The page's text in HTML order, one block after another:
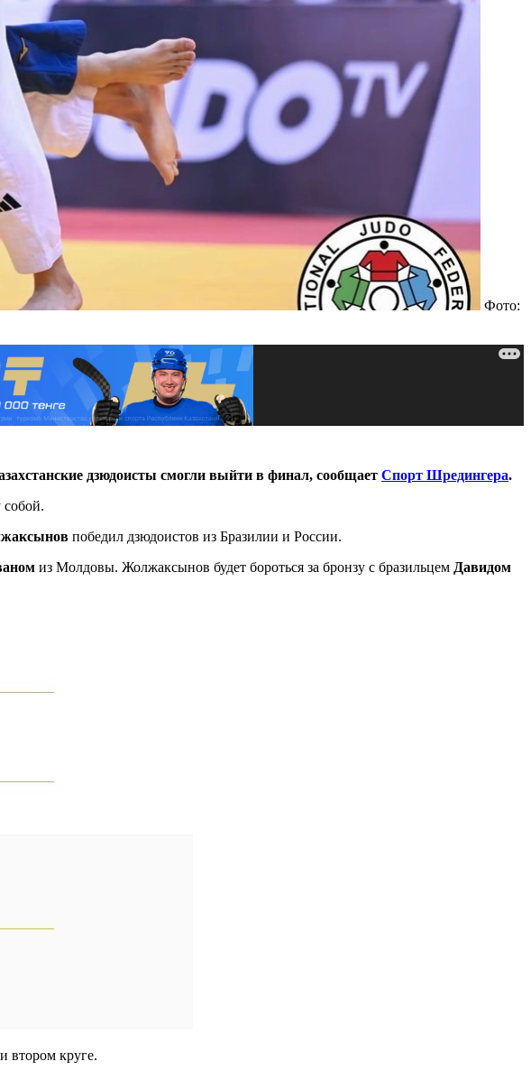
Фото:
дзюдоисты смогли выйти в финал, сообщает Спорт Шредингера.
собой.
победил дзюдоистов из Бразилии и России.
из Молдовы. Жолжаксынов будет бороться за бронзу с бразильцем Давидом
втором круге.